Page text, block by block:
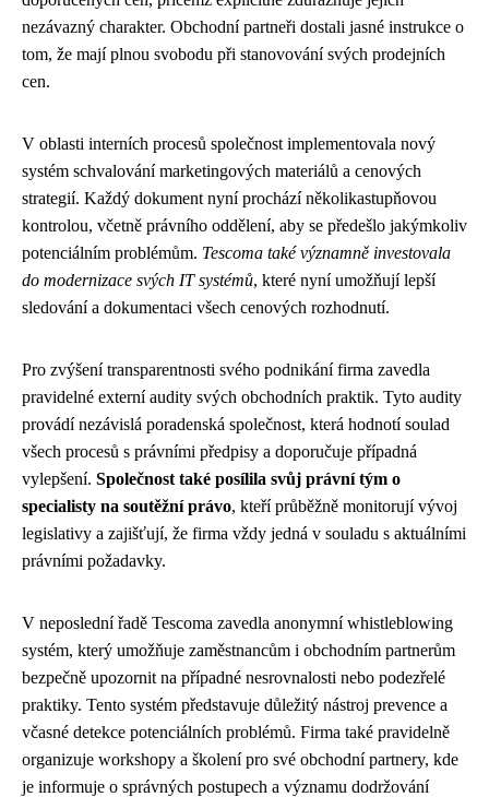
nezávazný charakter. Obchodní partneři dostali jasné instrukce o
tom, že mají plnou svobodu při stanovování svých prodejních
cen.
V oblasti interních procesů společnost implementovala nový
systém schvalování marketingových materiálů a cenových
strategií. Každý dokument nyní prochází několikastupňovou
kontrolou, včetně právního oddělení, aby se předešlo jakýmkoliv
potenciálním problémům. Tescoma také významně investovala
do modernizace svých IT systémů, které nyní umožňují lepší
sledování a dokumentaci všech cenových rozhodnutí.
Pro zvýšení transparentnosti svého podnikání firma zavedla
pravidelné externí audity svých obchodních praktik. Tyto audity
provádí nezávislá poradenská společnost, která hodnotí soulad
všech procesů s právními předpisy a doporučuje případná
vylepšení. Společnost také posílila svůj právní tým o
specialisty na soutěžní právo, kteří průběžně monitorují vývoj
legislativy a zajišťují, že firma vždy jedná v souladu s aktuálními
právními požadavky.
V neposlední řadě Tescoma zavedla anonymní whistleblowing
systém, který umožňuje zaměstnancům i obchodním partnerům
bezpečně upozornit na případné nesrovnalosti nebo podezřelé
praktiky. Tento systém představuje důležitý nástroj prevence a
včasné detekce potenciálních problémů. Firma také pravidelně
organizuje workshopy a školení pro své obchodní partnery, kde
je informuje o správných postupech a významu dodržování